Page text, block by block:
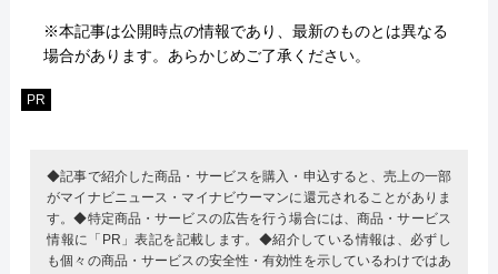
※本記事は公開時点の情報であり、最新のものとは異なる
場合があります。あらかじめご了承ください。
PR
◆記事で紹介した商品・サービスを購入・申込すると、売上の一部
がマイナビニュース・マイナビウーマンに還元されることがありま
す。◆特定商品・サービスの広告を行う場合には、商品・サービス
情報に「PR」表記を記載します。◆紹介している情報は、必ずし
も個々の商品・サービスの安全性・有効性を示しているわけではあ